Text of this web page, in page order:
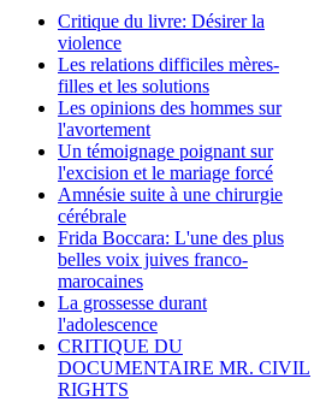
Critique du livre: Désirer la
violence
Les relations difficiles mères-
filles et les solutions
Les opinions des hommes sur
l'avortement
Un témoignage poignant sur
l'excision et le mariage forcé
Amnésie suite à une chirurgie
cérébrale
Frida Boccara: L'une des plus
belles voix juives franco-
marocaines
La grossesse durant
l'adolescence
CRITIQUE DU
DOCUMENTAIRE MR. CIVIL
RIGHTS